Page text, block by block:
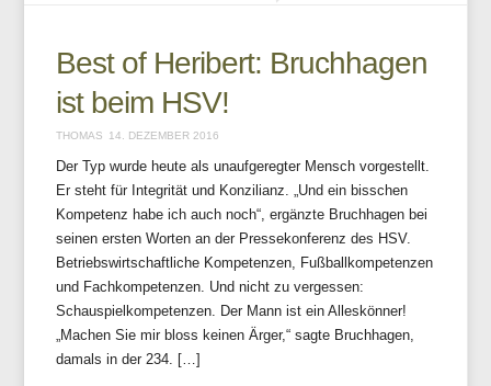
Best of Heribert: Bruchhagen
ist beim HSV!
THOMAS 14. DEZEMBER 2016
Der Typ wurde heute als unaufgeregter Mensch vorgestellt.
Er steht für Integrität und Konzilianz. „Und ein bisschen
Kompetenz habe ich auch noch“, ergänzte Bruchhagen bei
seinen ersten Worten an der Pressekonferenz des HSV.
Betriebswirtschaftliche Kompetenzen, Fußballkompetenzen
und Fachkompetenzen. Und nicht zu vergessen:
Schauspielkompetenzen. Der Mann ist ein Alleskönner!
„Machen Sie mir bloss keinen Ärger,“ sagte Bruchhagen,
damals in der 234. […]